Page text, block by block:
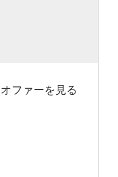
ファーを見る